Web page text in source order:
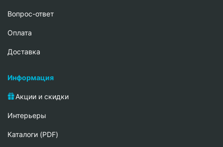
Вопрос-ответ
Oплата
Доставка
Информация
Акции и скидки
Интерьеры
Каталоги (PDF)